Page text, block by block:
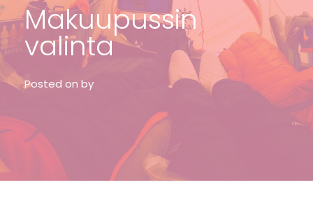
Makuupussin
valinta
Posted on by